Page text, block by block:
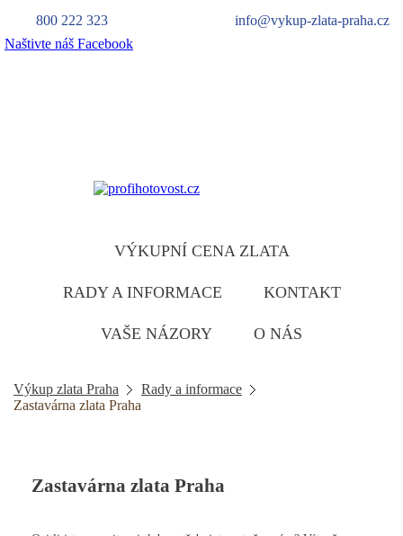
800 222 323
info@vykup-zlata-praha.cz
Naštivte náš Facebook
VÝKUPNÍ CENA ZLATA
RADY A INFORMACE KONTAKT
VAŠE NÁZORY O NÁS
Výkup zlata Praha
Rady a informace
Zastavárna zlata Praha
Zastavárna zlata Praha